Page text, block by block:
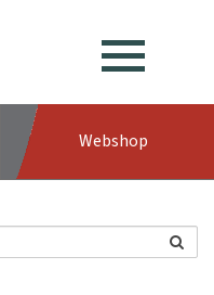
Webshop